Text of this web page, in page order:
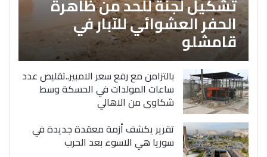
الحفر العشوائي للآبار في
قامشلو
بالتزامن مع رفع سعر الامبير..تقليص عدد
ساعات المولدات في الحسكة وسط
شكاوى من الاهالي
تقرير يكشف أزمة معقدة جديدة في
سوريا هي الاسوء بعد الحرب